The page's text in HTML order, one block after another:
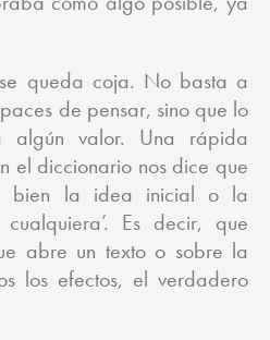
queda coja. No basta a
de pensar, sino que lo
algún valor. Una rápida
el diccionario nos dice que
bien la idea inicial o la
Es decir, que
abre un texto o sobre la
los efectos, el verdadero